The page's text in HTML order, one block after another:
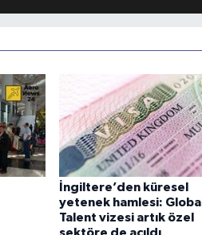
İngiltere’den küresel
yetenek hamlesi: Global
Talent vizesi artık özel